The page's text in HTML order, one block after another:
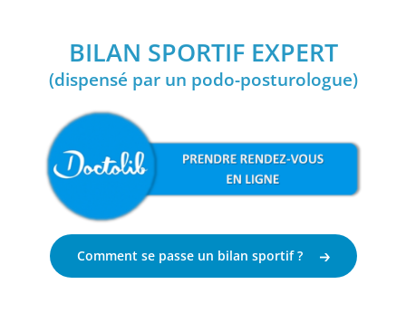
BILAN SPORTIF EXPERT
(dispensé par un podo-posturologue)
Comment se passe un bilan sportif ?